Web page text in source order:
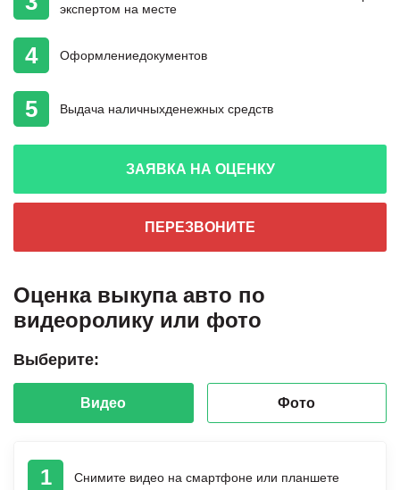
экспертом на месте
4 Оформлениедокументов
5 Выдача наличныхденежных средств
ЗАЯВКА НА ОЦЕНКУ
ПЕРЕЗВОНИТЕ
Оценка выкупа авто по
видеоролику или фото
Выберите:
Видео Фото
1 Снимите видео на смартфоне или планшете